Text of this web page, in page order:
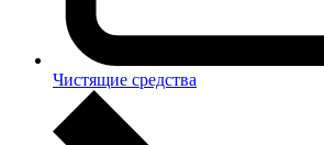
Чистящие средства